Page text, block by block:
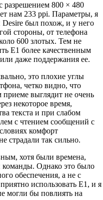
разрешением 800 × 480
нам 233 ppi. Параметры, я
был похож, и у него
стороны, от телефона
600 злотых. Тем не
E1 более качественным
даже поддержания ее.
это плохие углы
четко видно, что
выглядит не очень
некоторое время,
текста и при слабом
с чтением сообщений с
комфорт
страдали так сильно.
хотя были времена,
команды. Однако это было
обеспечения, а не с
использовать E1, и я
могли бы повлиять на